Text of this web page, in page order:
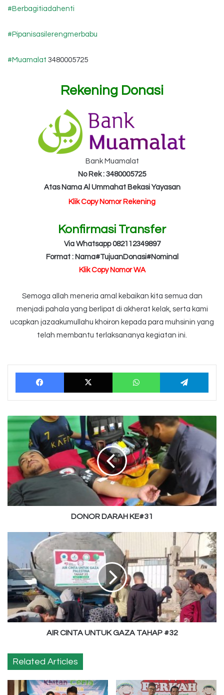
#Berbagitiadahenti
#Pipanisasilerengmerbabu
#Muamalat 3480005725
Rekening Donasi
Bank Muamalat
No Rek : 3480005725
Atas Nama Al Ummahat Bekasi Yayasan
Klik Copy Nomor Rekening
Konfirmasi Transfer
Via Whatsapp 082112349897
Format : Nama#TujuanDonasi#Nominal
Klik Copy Nomor WA
Semoga allah meneria amal kebaikan kita semua dan
menjadi pahala yang berlipat di akherat kelak, serta kami
ucapkan jazaakumullahu khoiron kepada para muhsinin yang
telah membantu terlaksananya kegiatan ini.
Facebook X WhatsApp
DONOR
DARAH
KE#31
DONOR DARAH KE#31
UNTUK
GAZA
TAHAP
#32
AIR CINTA UNTUK GAZA TAHAP #32
Related Articles